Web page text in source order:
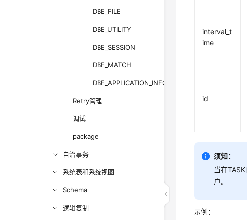
DBE_FILE
DBE_UTILITY
DBE_SESSION
DBE_MATCH
DBE_APPLICATION_INFO
Retry管理
调试
package
自治事务
系统表和系统视图
Schema
逻辑复制
interval_t
ime
id
须知：
当在
户。
示例：